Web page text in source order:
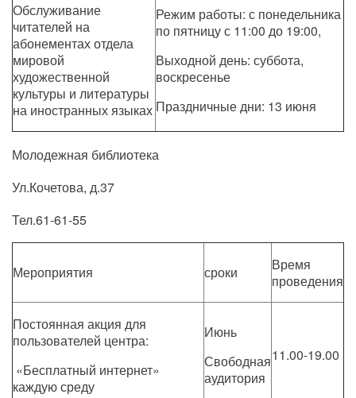
Обслуживание
читателей на
абонементах отдела
мировой
художественной
культуры и литературы
на иностранных языках
Режим работы: с понедельника
по пятницу с 11:00 до 19:00,
Выходной день: суббота,
воскресенье
Праздничные дни: 13 июня
Молодежная библиотека
Ул.Кочетова, д.37
Тел.61-61-55
Мероприятия сроки
Время
проведения
Постоянная акция для
пользователей центра:
«Бесплатный интернет»
каждую среду
Июнь
Свободная
аудитория
11.00-19.00